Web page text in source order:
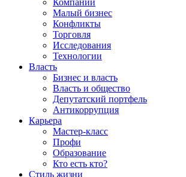
Компании
Малый бизнес
Конфликты
Торговля
Исследования
Технологии
Власть
Бизнес и власть
Власть и общество
Депутатский портфель
Антикоррупция
Карьера
Мастер-класс
Профи
Образование
Кто есть кто?
Стиль жизни